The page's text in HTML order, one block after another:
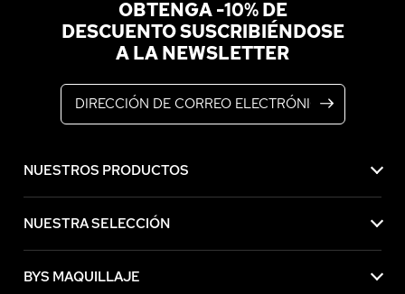
OBTENGA -10% DE
DESCUENTO SUSCRIBIÉNDOSE
A LA NEWSLETTER
NUESTROS PRODUCTOS
NUESTRA SELECCIÓN
BYS MAQUILLAJE